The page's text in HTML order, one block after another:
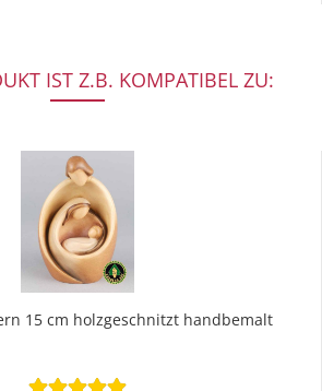
IST Z.B. KOMPATIBEL ZU:
15 cm holzgeschnitzt handbemalt